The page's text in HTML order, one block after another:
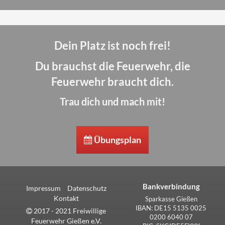
Dein Platz ist noch frei!
Du brauchst die Feuerwehr, die
Feuerwehr braucht dich.
Trau dich und mach mit!
Übungsplan
Impressum
Datenschutz
Kontakt
2017 - 2021 Freiwillige
Feuerwehr Gießen e.V.
Bankverbindung
Sparkasse Gießen
IBAN: DE15 5135 0025
0200 6040 07